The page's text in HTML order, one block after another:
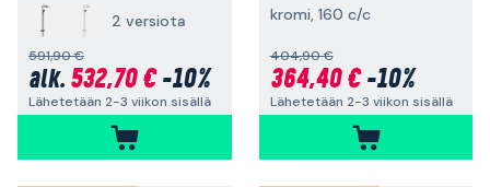
2 versiota
591,90 €
alk. 532,70 €-10%
Lähetetään 2-3 viikon sisällä
kromi, 160 c/c
404,90 €
364,40 €-10%
Lähetetään 2-3 viikon sisällä